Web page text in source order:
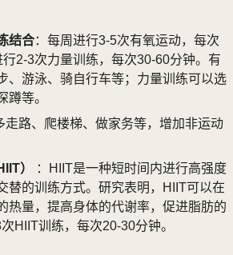
结合：每周进行3-5次有氧运动，每次
2-3次力量训练，每次30-60分钟。有
、游泳、骑自行车等；力量训练可以选
蹲等。
走路、爬楼梯、做家务等，增加非运动
）
：HIIT是一种短时间内进行高强度
替的训练方式。研究表明，HIIT可以在
热量，提高身体的代谢率，促进脂肪的
HIIT训练，每次20-30分钟。